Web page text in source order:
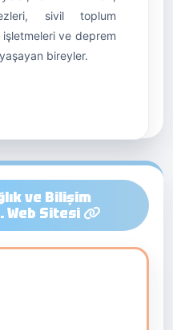
sivil toplum
işletmeleri ve deprem
bireyler.
ve Bilişim
Web Sitesi